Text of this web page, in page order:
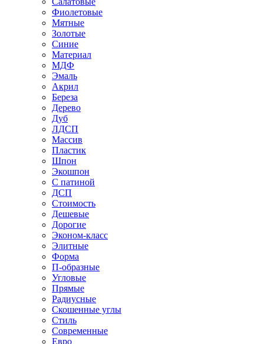
Фиолетовые
Мятные
Золотые
Синие
Материал
МДФ
Эмаль
Акрил
Береза
Дерево
Дуб
ЛДСП
Массив
Пластик
Шпон
Экошпон
С патиной
ДСП
Стоимость
Дешевые
Дорогие
Эконом-класс
Элитные
Форма
П-образные
Угловые
Прямые
Радиусные
Скошенные углы
Стиль
Современные
Евро